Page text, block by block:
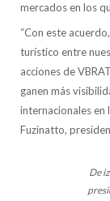
mercados en los
“Con este
turístico entre
acciones de
ganen más
internacionales en
Fuzinatto,
De